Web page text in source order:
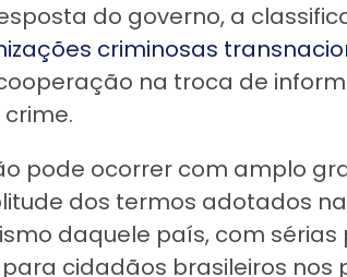
do governo, a
criminosas
na troca de
pode ocorrer com amplo
dos termos adotados
daquele país, com sérias
cidadãos brasileiros nos